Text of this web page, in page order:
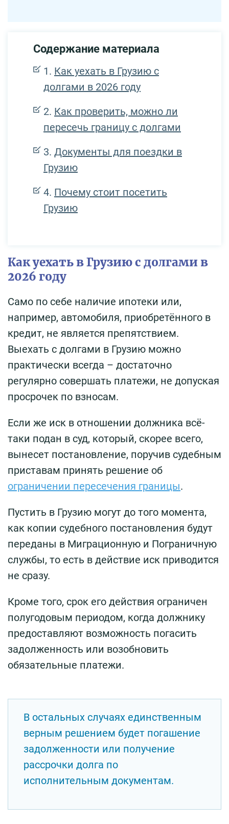
Содержание материала
Как уехать в Грузию с
долгами в 2026 году
Как проверить, можно ли
пересечь границу с долгами
Документы для поездки в
Грузию
Почему стоит посетить
Грузию
Как уехать в Грузию с долгами в
2026 году
Само по себе наличие ипотеки или,
например, автомобиля, приобретённого в
кредит, не является препятствием.
Выехать с долгами в Грузию можно
практически всегда – достаточно
регулярно совершать платежи, не допуская
просрочек по взносам.
Если же иск в отношении должника всё-
таки подан в суд, который, скорее всего,
вынесет постановление, поручив судебным
приставам принять решение об
ограничении пересечения границы.
Пустить в Грузию могут до того момента,
как копии судебного постановления будут
переданы в Миграционную и Пограничную
службы, то есть в действие иск приводится
не сразу.
Кроме того, срок его действия ограничен
полугодовым периодом, когда должнику
предоставляют возможность погасить
задолженность или возобновить
обязательные платежи.
В остальных случаях единственным
верным решением будет погашение
задолженности или получение
рассрочки долга по
исполнительным документам.